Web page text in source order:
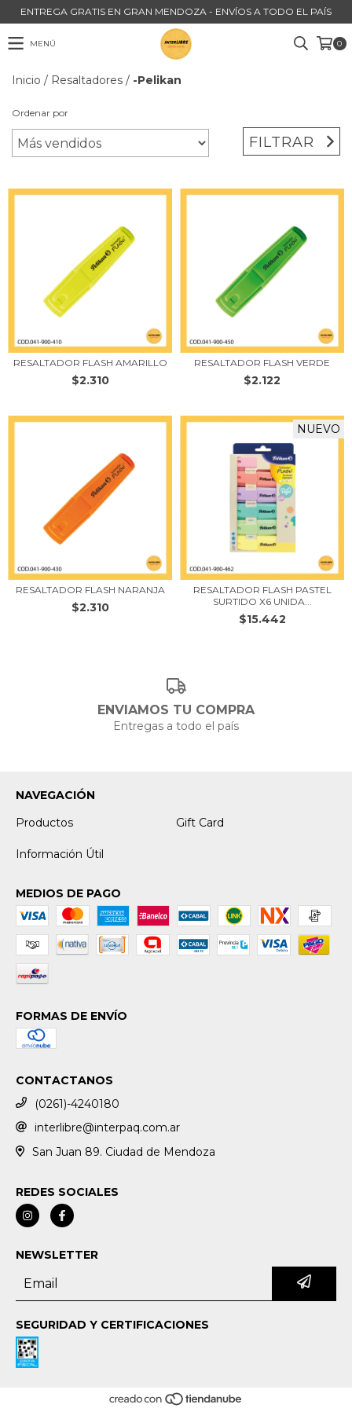
ENTREGA GRATIS EN GRAN MENDOZA - ENVÍOS A TODO EL PAÍS
MENÚ 0
Inicio / Resaltadores / -Pelikan
Ordenar por
FILTRAR
RESALTADOR FLASH AMARILLO
$2.310
RESALTADOR FLASH VERDE
$2.122
RESALTADOR FLASH NARANJA
$2.310
NUEVO
RESALTADOR FLASH PASTEL
SURTIDO X6 UNIDA...
$15.442
ENVIAMOS TU COMPRA
Entregas a todo el país
NAVEGACIÓN
Productos
Gift Card
Información Útil
MEDIOS DE PAGO
FORMAS DE ENVÍO
CONTACTANOS
(0261)-4240180
interlibre@interpaq.com.ar
San Juan 89. Ciudad de Mendoza
REDES SOCIALES
NEWSLETTER
SEGURIDAD Y CERTIFICACIONES